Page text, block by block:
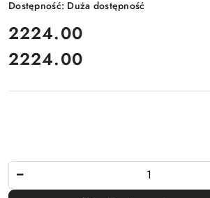
Dostępność: Duża dostępność
cena:
2224.00
Cena:
2224.00